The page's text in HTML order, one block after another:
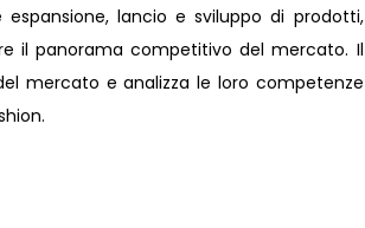
lancio e sviluppo di prodotti,
il panorama competitivo del mercato. Il
mercato e analizza le loro competenze